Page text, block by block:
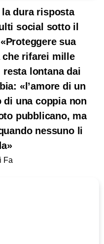
dura risposta
social sotto il
sua
che rifarei mille
lontana dai
«l’amore di un
di una coppia non
pubblicano, ma
nessuno li
Fa